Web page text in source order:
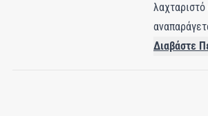
βρύα και
Διαβάστε